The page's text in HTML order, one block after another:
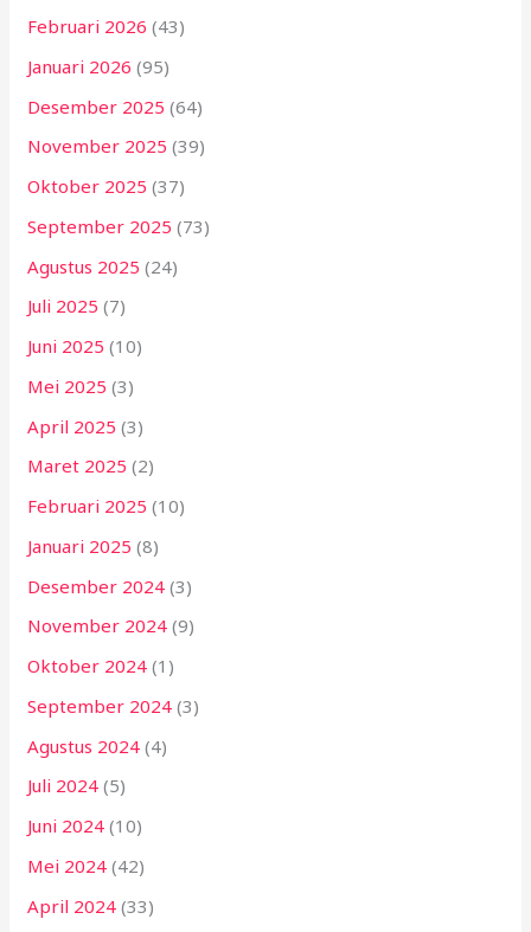
Februari 2026 (43)
Januari 2026 (95)
Desember 2025 (64)
November 2025 (39)
Oktober 2025 (37)
September 2025 (73)
Agustus 2025 (24)
Juli 2025 (7)
Juni 2025 (10)
Mei 2025 (3)
April 2025 (3)
Maret 2025 (2)
Februari 2025 (10)
Januari 2025 (8)
Desember 2024 (3)
November 2024 (9)
Oktober 2024 (1)
September 2024 (3)
Agustus 2024 (4)
Juli 2024 (5)
Juni 2024 (10)
Mei 2024 (42)
April 2024 (33)